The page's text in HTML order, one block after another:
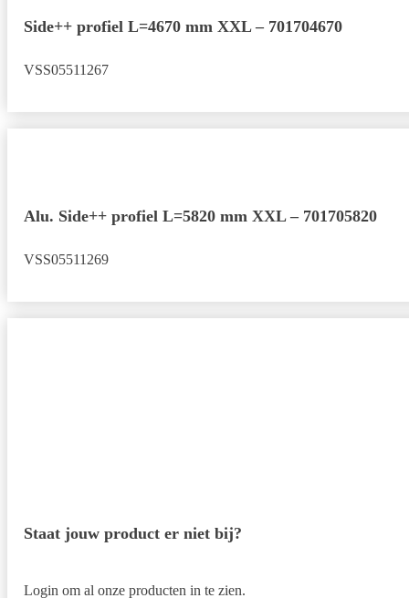
Side++ profiel L=4670 mm XXL – 701704670
VSS05511267
Alu. Side++ profiel L=5820 mm XXL – 701705820
VSS05511269
Staat jouw product er niet bij?
Login om al onze producten in te zien.